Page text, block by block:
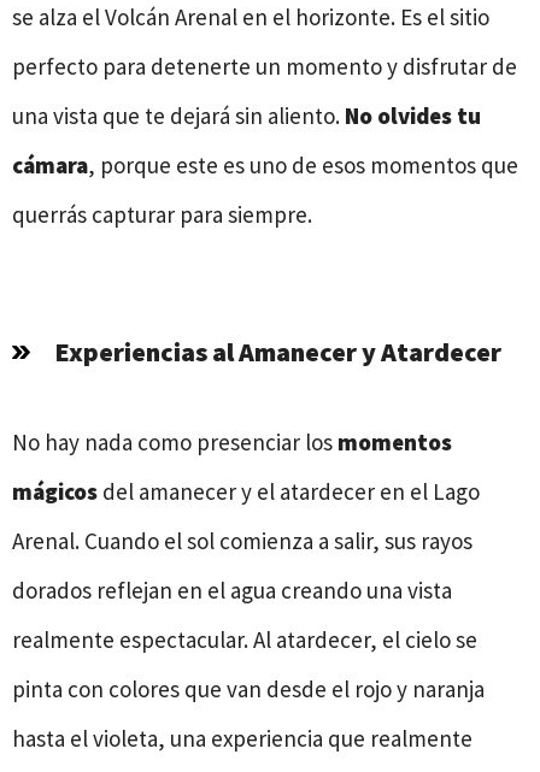
se alza el Volcán Arenal en el horizonte. Es el sitio
perfecto para detenerte un momento y disfrutar de
una vista que te dejará sin aliento. No olvides tu
cámara, porque este es uno de esos momentos que
querrás capturar para siempre.
Experiencias al Amanecer y Atardecer
No hay nada como presenciar los momentos
mágicos del amanecer y el atardecer en el Lago
Arenal. Cuando el sol comienza a salir, sus rayos
dorados reflejan en el agua creando una vista
realmente espectacular. Al atardecer, el cielo se
pinta con colores que van desde el rojo y naranja
hasta el violeta, una experiencia que realmente